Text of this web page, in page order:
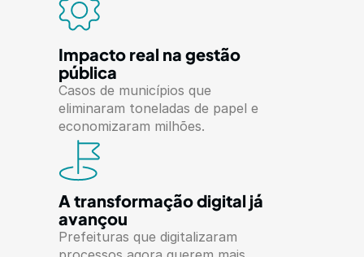
Impacto real na gestão
pública
Casos de municípios que
eliminaram toneladas de papel e
economizaram milhões.
A transformação digital já
avançou
Prefeituras que digitalizaram